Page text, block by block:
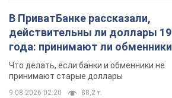
В ПриватБанке рассказали,
действительны ли доллары
года: принимают ли
банки такие купюры
Что делать, если банки и обменники не
принимают старые доллары
9.08.2026 02:20 88,2 т.